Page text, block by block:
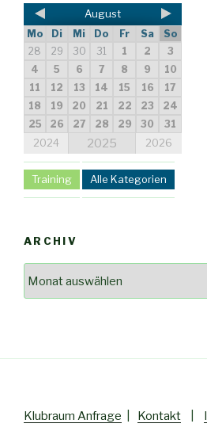
August
Mo Di Mi Do Fr Sa
So
28
29 30 31 1 2
3
4
5 6 7 8 9
10
11
12 13 14 15 16
17
18
19 20 21 22 23
24
25
26 27 28 29 30 31
2024 2025 2026
Training Alle Kategorien
ARCHIV
Klubraum Anfrage Kontakt